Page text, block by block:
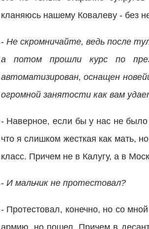
кланяюсь нашему Ковалеву - без
- Не скромничайте, ведь после
а потом прошли курс по
автоматизирован, оснащен
огромной занятости как вам
- Наверное, если бы у нас не было
что я слишком жесткая как мать,
класс. Причем не в Калугу, а в
- И мальчик не протестовал?
- Протестовал, конечно, но со
армию, но пошел. Причем в